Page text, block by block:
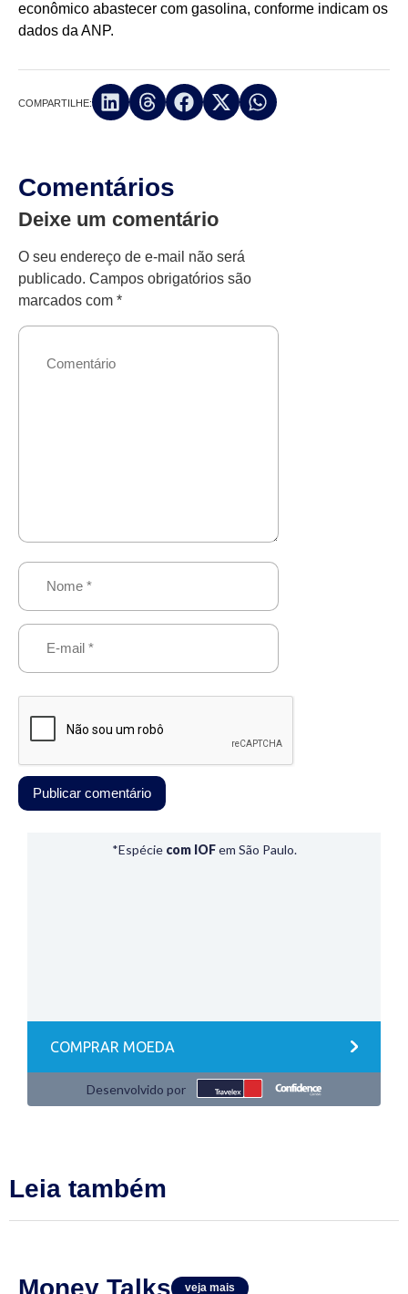
econômico abastecer com gasolina, conforme indicam os
dados da ANP.
COMPARTILHE:
Comentários
Deixe um comentário
O seu endereço de e-mail não será
publicado. Campos obrigatórios são
marcados com *
Leia também
Money Talks veja mais